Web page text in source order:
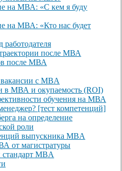
на МВА: «С кем я буду
на МВА: «Кто нас будет
после МВА
после МВА
с MBA
в МВА и окупаемость (ROI)
обучения на МВА
[тест компетенций]
на определение
роли
выпускника MBA
от магистратуры
MBA